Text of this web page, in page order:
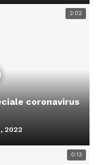
2:02
coronavirus
2022
0:13